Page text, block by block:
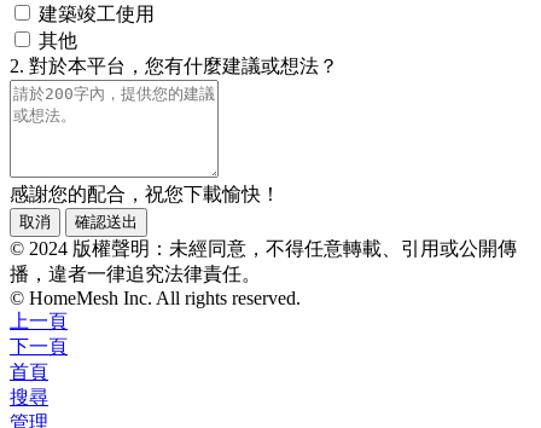
建築竣工使用
其他
2. 對於本平台，您有什麼建議或想法？
感謝您的配合，祝您下載愉快！
取消 確認送出
© 2024 版權聲明：未經同意，不得任意轉載、引用或公開傳
播，違者一律追究法律責任。
© HomeMesh Inc. All rights reserved.
上一頁
下一頁
首頁
搜尋
管理